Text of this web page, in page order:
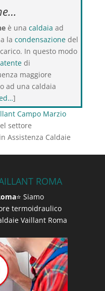
è una caldaia ad
la condensazionedel
In questo modo
di
maggiore
ad una caldaia
]
Campo Marzio
settore
Assistenza Caldaie
ROMA
⭐ Siamo
termoidraulico
Vaillant Roma